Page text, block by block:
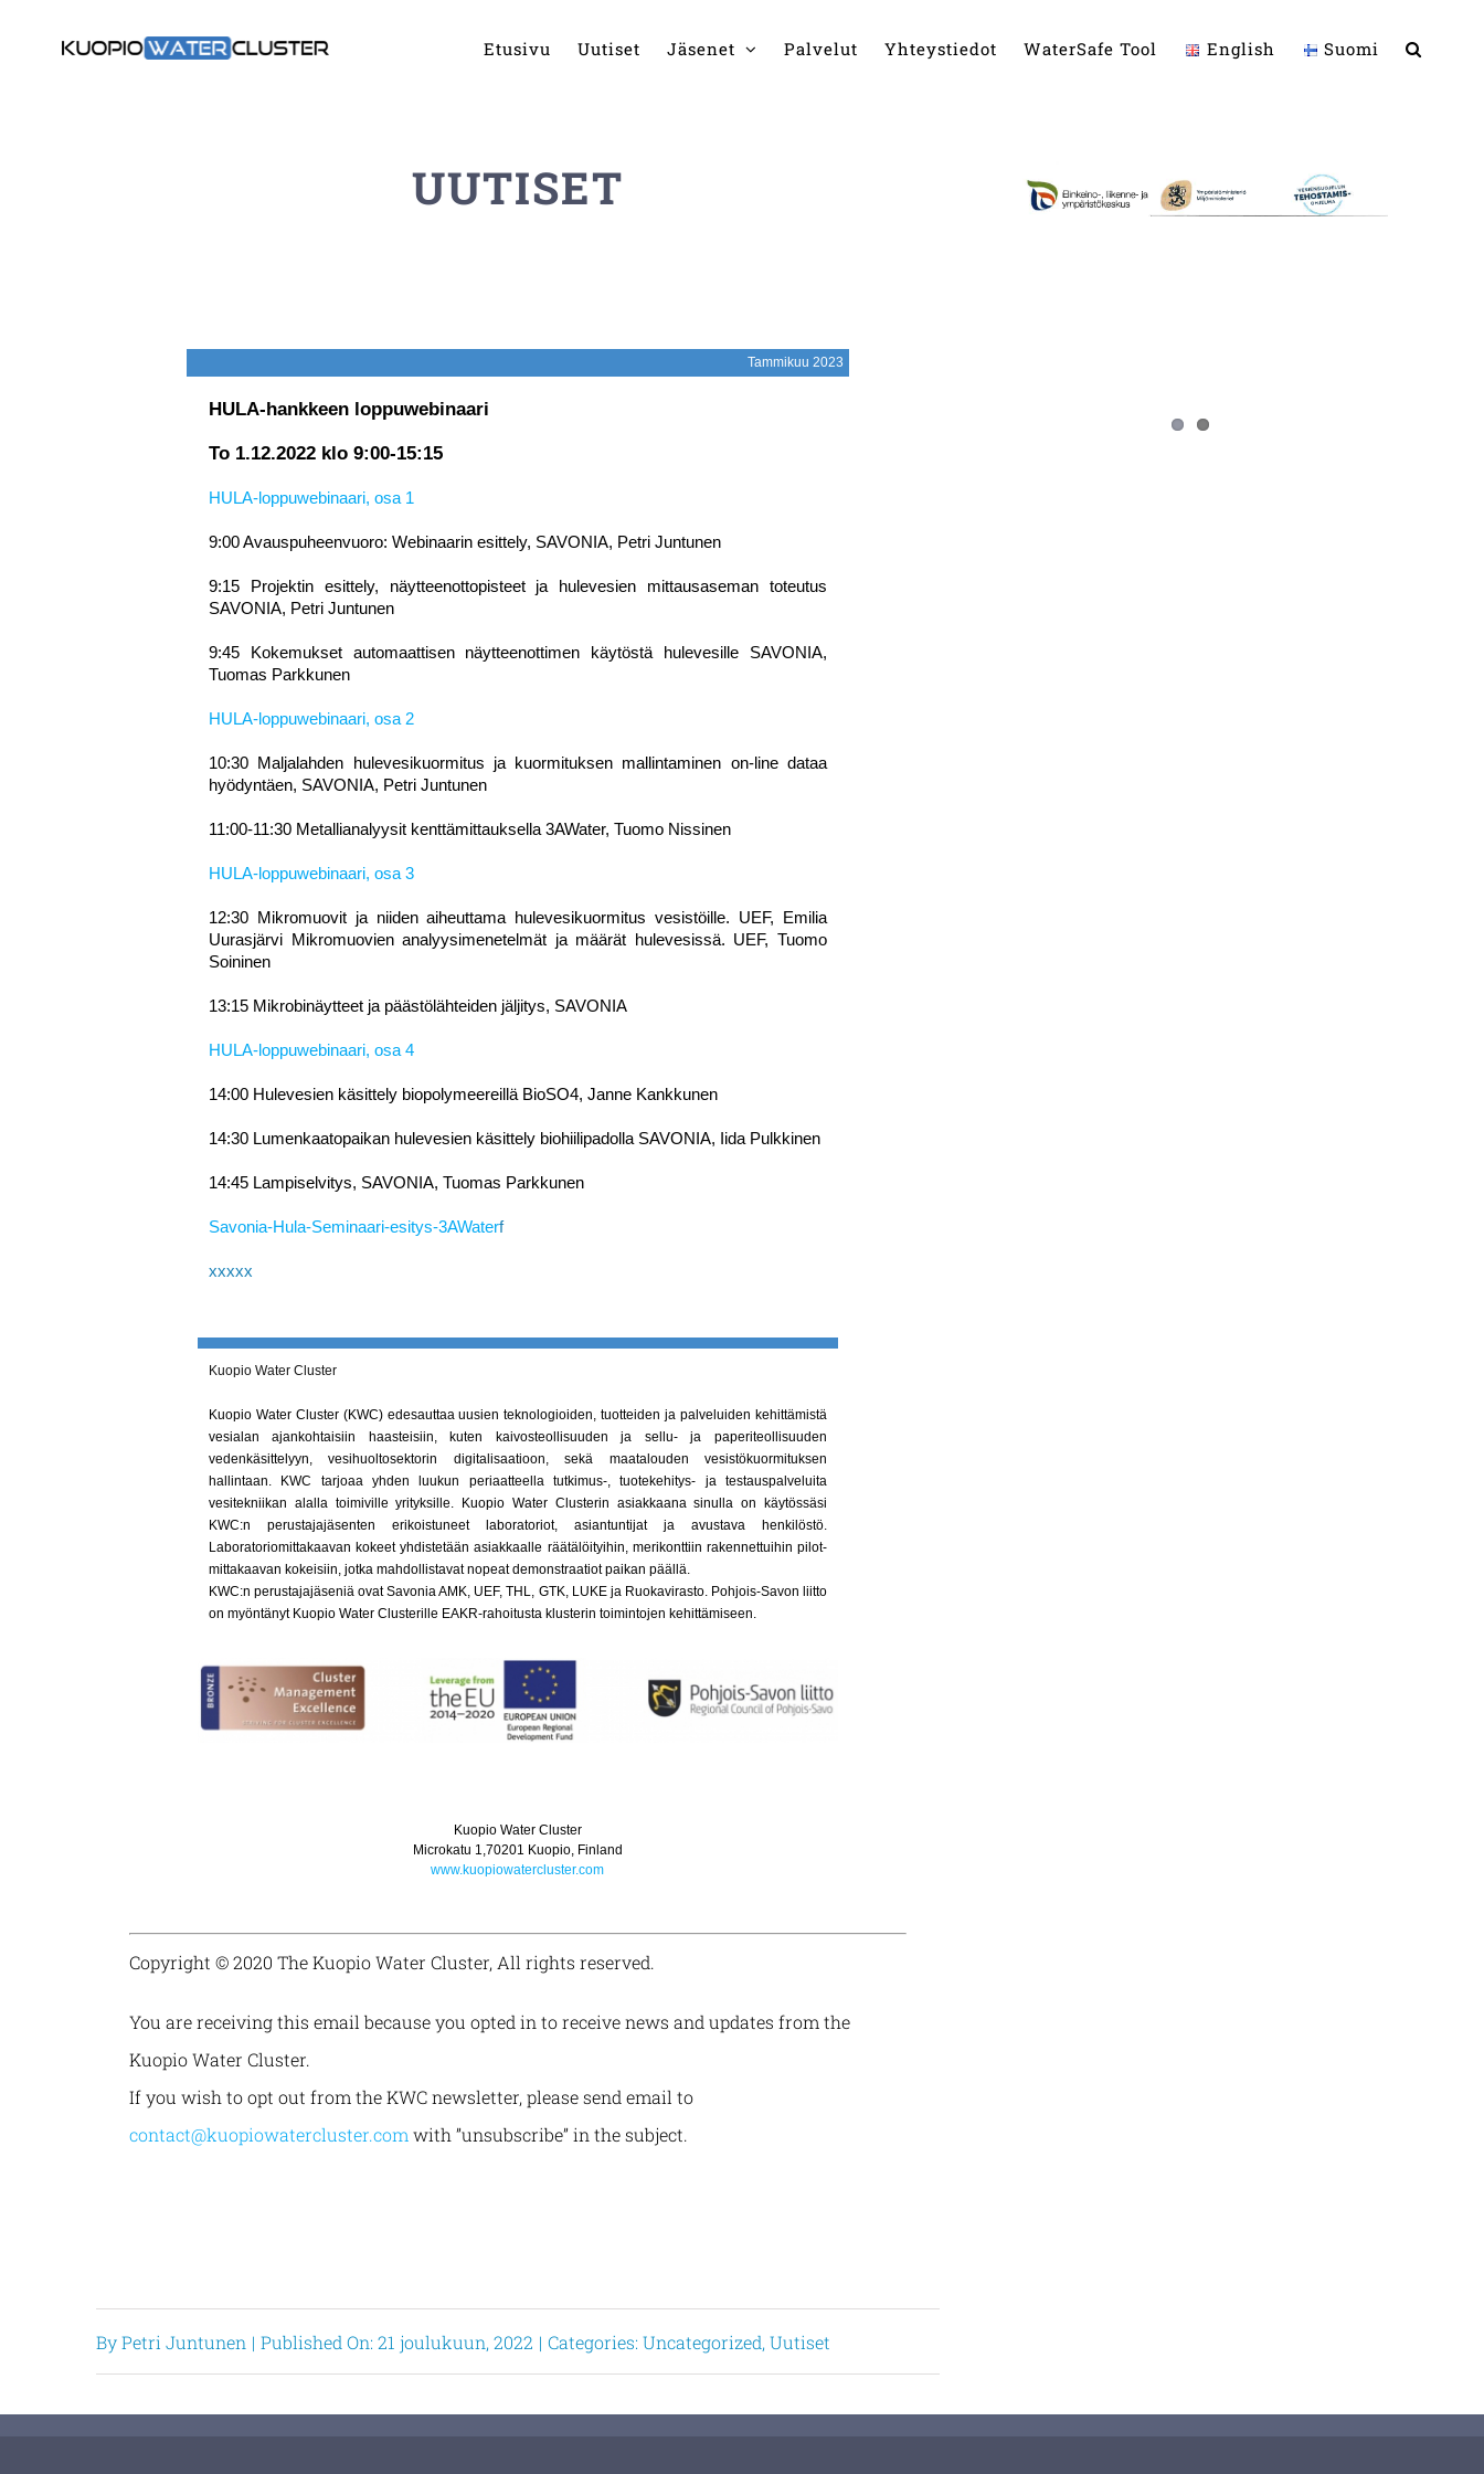
Etusivu Uutiset Jäsenet Palvelut Yhteystiedot WaterSafe Tool English Suomi
UUTISET
Tammikuu 2023
HULA-hankkeen loppuwebinaari
To 1.12.2022 klo 9:00-15:15
HULA-loppuwebinaari, osa 1
9:00 Avauspuheenvuoro: Webinaarin esittely, SAVONIA, Petri Juntunen
9:15 Projektin esittely, näytteenottopisteet ja hulevesien mittausaseman toteutus
SAVONIA, Petri Juntunen
9:45 Kokemukset automaattisen näytteenottimen käytöstä hulevesille SAVONIA,
Tuomas Parkkunen
HULA-loppuwebinaari, osa 2
10:30 Maljalahden hulevesikuormitus ja kuormituksen mallintaminen on-line dataa
hyödyntäen, SAVONIA, Petri Juntunen
11:00-11:30 Metallianalyysit kenttämittauksella 3AWater, Tuomo Nissinen
HULA-loppuwebinaari, osa 3
12:30 Mikromuovit ja niiden aiheuttama hulevesikuormitus vesistöille. UEF, Emilia
Uurasjärvi Mikromuovien analyysimenetelmät ja määrät hulevesissä. UEF, Tuomo
Soininen
13:15 Mikrobinäytteet ja päästölähteiden jäljitys, SAVONIA
HULA-loppuwebinaari, osa 4
14:00 Hulevesien käsittely biopolymeereillä BioSO4, Janne Kankkunen
14:30 Lumenkaatopaikan hulevesien käsittely biohiilipadolla SAVONIA, Iida Pulkkinen
14:45 Lampiselvitys, SAVONIA, Tuomas Parkkunen
Savonia-Hula-Seminaari-esitys-3AWaterf
xxxxx
Kuopio Water Cluster
Kuopio Water Cluster (KWC) edesauttaa uusien teknologioiden, tuotteiden ja palveluiden kehittämistä
vesialan ajankohtaisiin haasteisiin, kuten kaivosteollisuuden ja sellu- ja paperiteollisuuden
vedenkäsittelyyn, vesihuoltosektorin digitalisaatioon, sekä maatalouden vesistökuormituksen
hallintaan. KWC tarjoaa yhden luukun periaatteella tutkimus-, tuotekehitys- ja testauspalveluita
vesitekniikan alalla toimiville yrityksille. Kuopio Water Clusterin asiakkaana sinulla on käytössäsi
KWC:n perustajajäsenten erikoistuneet laboratoriot, asiantuntijat ja avustava henkilöstö.
Laboratoriomittakaavan kokeet yhdistetään asiakkaalle räätälöityihin, merikonttiin rakennettuihin pilot-
mittakaavan kokeisiin, jotka mahdollistavat nopeat demonstraatiot paikan päällä.
KWC:n perustajajäseniä ovat Savonia AMK, UEF, THL, GTK, LUKE ja Ruokavirasto. Pohjois-Savon liitto
on myöntänyt Kuopio Water Clusterille EAKR-rahoitusta klusterin toimintojen kehittämiseen.
Kuopio Water Cluster
Microkatu 1,70201 Kuopio, Finland
www.kuopiowatercluster.com
Copyright © 2020 The Kuopio Water Cluster, All rights reserved.
You are receiving this email because you opted in to receive news and updates from the
Kuopio Water Cluster.
If you wish to opt out from the KWC newsletter, please send email to
contact@kuopiowatercluster.com with ”unsubscribe” in the subject.
ByPetri Juntunen | Published On: 21 joulukuun, 2022 | Categories: Uncategorized, Uutiset